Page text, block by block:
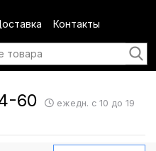
Контакты
60 ежедн. с 10 до 19